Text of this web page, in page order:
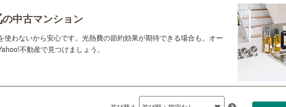
の中古マンション
使わないから安心です。光熱費の節約効果が期待できる場合も。オー
不動産で見つけましょう。
岐阜 静岡 三重
和歌山
島根 岡山 広島 山口
(1) 西区(
1) 南区(0) 保土ケ谷
(2) 港北区(
線(0)
営地下鉄ブルーライン( 12) 横浜市営地下鉄グリーンライン(
小田急
多摩線(0) 東急東横線(9) 東急大井
東急目黒線(1 こどもの
ックスあり 自転車置
クルーム
（ ） バイク置
空きあり（近隣を含む）
防犯カ
規約
24時間有人管理（3）
マイページ
閉じる お気に入りリストを見る
閉じる
閉じる お気に入りリストを見る
閉じる